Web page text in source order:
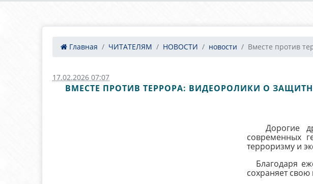
Главная ЧИТАТЕЛЯМ НОВОСТИ новости Вместе против
17.02.2026 07:07
ВМЕСТЕ ПРОТИВ ТЕРРОРА: ВИДЕОРОЛИКИ О
Дорогие
современных
терроризму и
Благодаря
сохраняет